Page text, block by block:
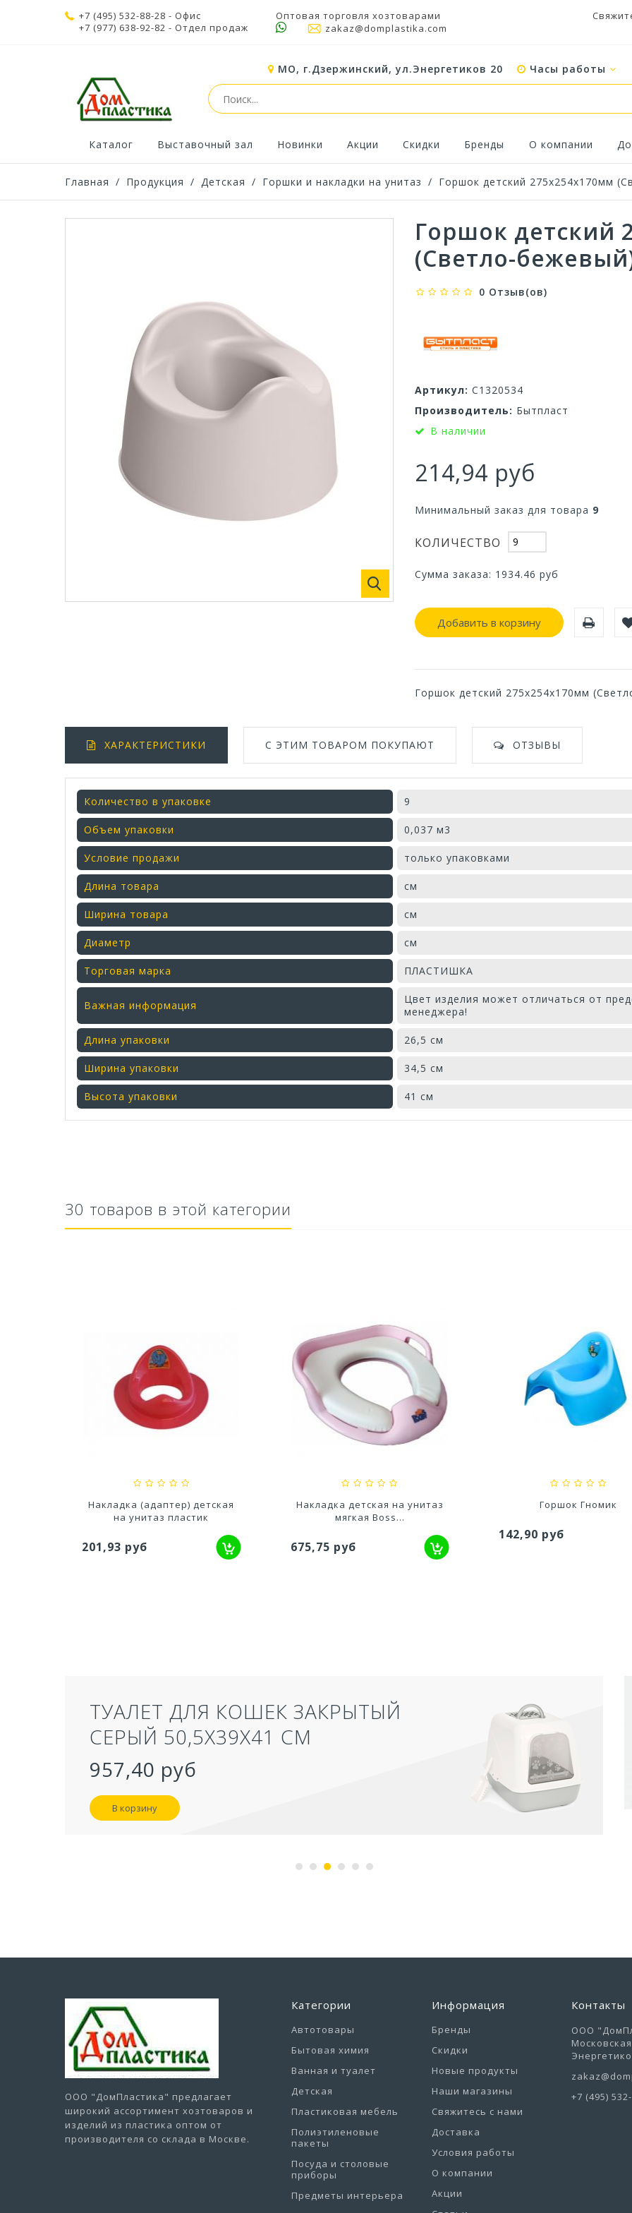
+7 (495) 532-88-28 - Офис
+7 (977) 638-92-82 - Отдел продаж
Оптовая торговля хозтоварами
zakaz@domplastika.com
МО, г.Дзержинский, ул.Энергетиков 20 Часы работы
Каталог Выставочный зал Новинки Акции Скидки Бренды О компании
Главная / Продукция / Детская / Горшки и накладки на унитаз / Горшок детский 275х254х170мм
Горшок детский
(Светло-
0 Отзыв(ов)
Артикул: С1320534
Производитель: Бытпласт
В наличии
214,94 руб
Минимальный заказ для товара 9
КОЛИЧЕСТВО
Сумма заказа: 1934.46 руб
Добавить в корзину
Горшок детский 275х254х170мм
ХАРАКТЕРИСТИКИ С ЭТИМ ТОВАРОМ ПОКУПАЮТ ОТЗЫВЫ
Количество в упаковке 9
Объем упаковки 0,037 м3
Условие продажи только упаковками
Длина товара см
Ширина товара см
Диаметр см
Торговая марка ПЛАСТИШКА
Важная информация
Цвет изделия может отличаться от
менеджера!
Длина упаковки 26,5 см
Ширина упаковки 34,5 см
Высота упаковки 41 см
Ускоритель компоста 60гр
79,80 руб
Средство для септического
резервуара и для...
627,20 руб
Средство для выгребных
800мл
30 товаров в этой категории
Накладка (адаптер) детская
на унитаз пластик
201,93 руб
Накладка детская на унитаз
мягкая Boss...
675,75 руб
Горшок Гномик
142,90 руб
ТУАЛЕТ ДЛЯ КОШЕК ЗАКРЫТЫЙ
СЕРЫЙ 50,5Х39Х41 СМ
957,40 руб
В корзину
ООО "ДомПластика" предлагает
широкий ассортимент хозтоваров и
изделий из пластика оптом от
производителя со склада в Москве.
Категории
Автотовары
Бытовая химия
Ванная и туалет
Детская
Пластиковая мебель
Полиэтиленовые
пакеты
Посуда и столовые
приборы
Предметы интерьера
Информация
Бренды
Скидки
Новые продукты
Наши магазины
Свяжитесь с нами
Доставка
Условия работы
О компании
Акции
Контакты
ООО
+7 (495)